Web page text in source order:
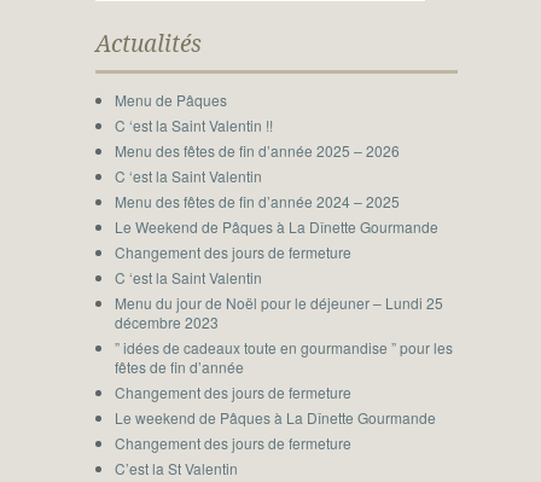
Actualités
Menu de Pâques
C ‘est la Saint Valentin !!
Menu des fêtes de fin d’année 2025 – 2026
C ‘est la Saint Valentin
Menu des fêtes de fin d’année 2024 – 2025
Le Weekend de Pâques à La Dînette Gourmande
Changement des jours de fermeture
C ‘est la Saint Valentin
Menu du jour de Noël pour le déjeuner – Lundi 25
décembre 2023
” idées de cadeaux toute en gourmandise ” pour les
fêtes de fin d’année
Changement des jours de fermeture
Le weekend de Pâques à La Dînette Gourmande
Changement des jours de fermeture
C’est la St Valentin